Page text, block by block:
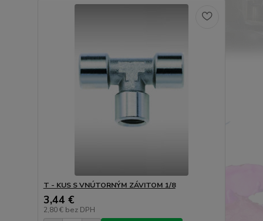
T - KUS S VNÚTORNÝM ZÁVITOM 1/8
3,44 €
2,80 € bez DPH